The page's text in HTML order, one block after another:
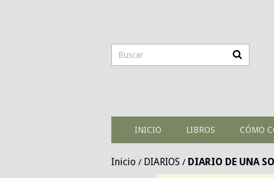
INICIO LIBROS CÓMO
Inicio / DIARIOS / DIARIO DE UNA